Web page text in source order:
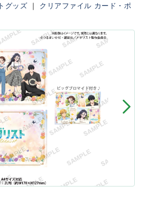
グッズ ｜ クリアファイル カード・ポ